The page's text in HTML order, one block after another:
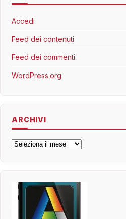
Accedi
Feed dei contenuti
Feed dei commenti
WordPress.org
ARCHIVI
Archivi